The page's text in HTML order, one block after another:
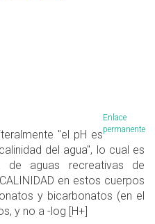
Enlace
permanente
"el pH es
del agua", lo cual es
de aguas recreativas de
en estos cuerpos
y bicarbonatos (en el
y no a -log [H+]